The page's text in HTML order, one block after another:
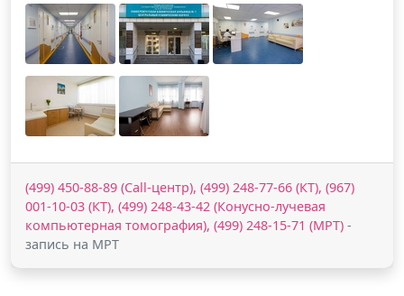
(499) 450-88-89 (Call-центр), (499) 248-77-66 (КТ), (967)
001-10-03 (КТ), (499) 248-43-42 (Конусно-лучевая
компьютерная томография), (499) 248-15-71 (МРТ) -
запись на МРТ